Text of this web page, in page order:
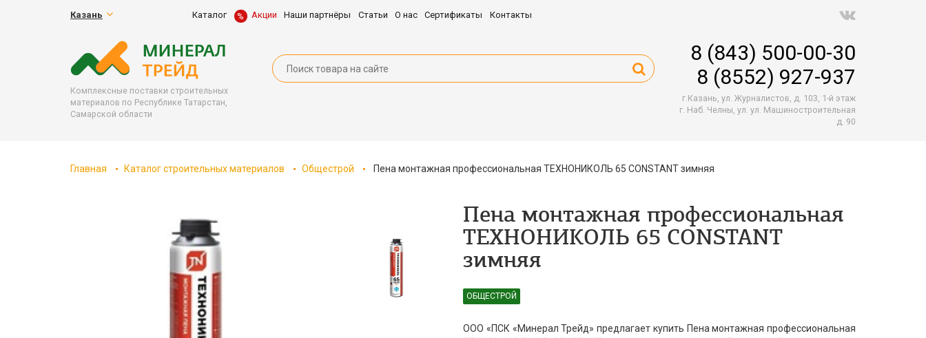
Казань Каталог Акции Наши партнёры Статьи О нас Сертификаты Контакты
Комплексные поставки строительных
материалов по Республике Татарстан,
Самарской области
8 (843) 500-00-30
8 (8552) 927-937
г.Казань, ул. Журналистов, д. 103, 1-й этаж
г. Наб. Челны, ул. ул. Машиностроительная
д. 90
Главная Каталог строительных материалов Общестрой Пена монтажная профессиональная ТЕХНОНИКОЛЬ 65 CONSTANT зимняя
Пена монтажная профессиональная
ТЕХНОНИКОЛЬ 65 CONSTANT
зимняя
ОБЩЕСТРОЙ
ООО «ПСК «Минерал Трейд» предлагает купить Пена монтажная профессиональная